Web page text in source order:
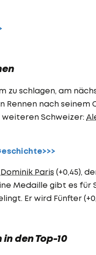
zu schlagen, am
Rennen nach
weiteren Schweizer:
Dominik Paris (+0,45),
Medaille gibt es für
Er wird Fünfter
den Top-10